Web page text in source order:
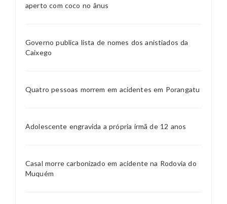
aperto com coco no ânus
Governo publica lista de nomes dos anistiados da
Caixego
Quatro pessoas morrem em acidentes em Porangatu
Adolescente engravida a própria irmã de 12 anos
Casal morre carbonizado em acidente na Rodovia do
Muquém